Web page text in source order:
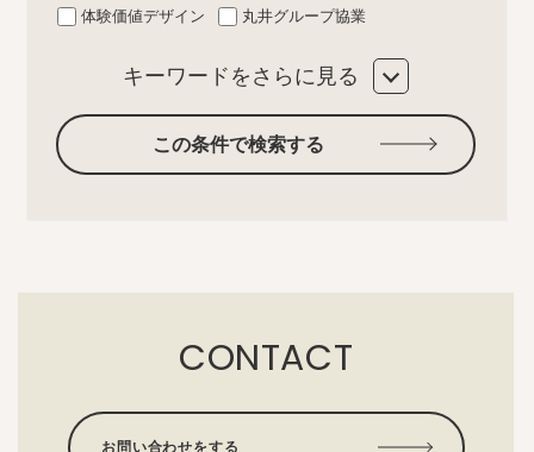
体験価値デザイン
丸井グループ協業
キーワードをさらに見る
この条件で検索する
CONTACT
お問い合わせをする